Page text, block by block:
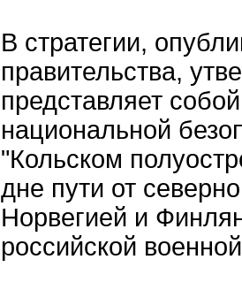
В стратегии,
правительства,
представляет
национальной
"Кольском
дне пути от
Норвегией и
российской